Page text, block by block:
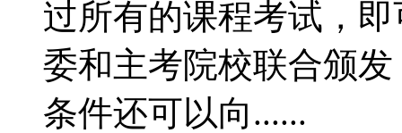
过所有的课程考试，
委和主考院校联合颁
条件还可以向......